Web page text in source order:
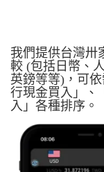
我們提供台灣卅
較 (包括日幣、
英鎊等等)，可
行現金買入」、
入」各種排序。